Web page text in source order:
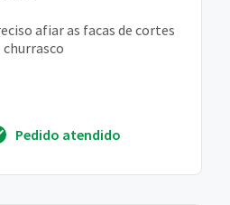
afiar as facas de cortes
churrasco
Pedido atendido